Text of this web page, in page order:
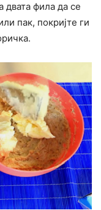
двата фила да се
пак, покријте ги